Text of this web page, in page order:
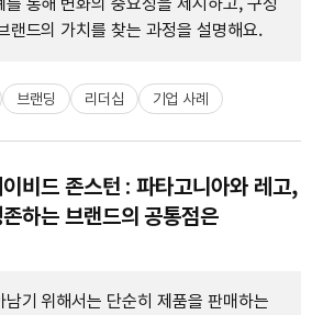
랜드의 가치를 찾는 과정을 설명해요.
브랜딩 리더십 기업 사례
비드 존스턴 : 파타고니아와 레고,
하는 브랜드의 공통점은
기 위해서는 단순히 제품을 판매하는